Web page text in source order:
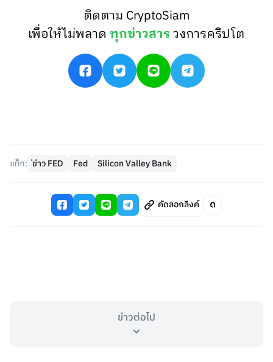
ติดตาม CryptoSiam
เพื่อให้ไม่พลาดทุกข่าวสารวงการคริปโต
แท็ก: ่ข่าว FED Fed Silicon Valley Bank
คัดลอกลิงค์
ข่าวต่อไป